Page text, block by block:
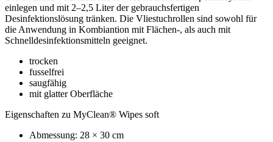
einlegen und mit 2–2,5 Liter der gebrauchsfertigen
Desinfektionslösung tränken. Die Vliestuchrollen sind sowohl für
die Anwendung in Kombiantion mit Flächen-, als auch mit
Schnelldesinfektionsmitteln geeignet.
trocken
fusselfrei
saugfähig
mit glatter Oberfläche
Eigenschaften zu MyClean® Wipes soft
Abmessung: 28 × 30 cm